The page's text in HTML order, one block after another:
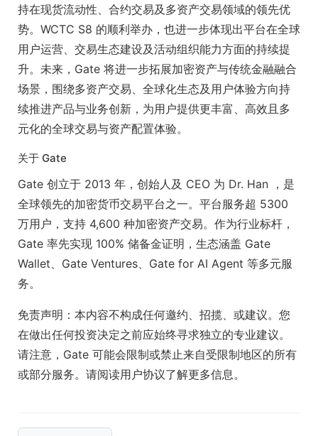
持在现货流动性、合约交易及多资产交易领域的领先优
势。WCTC S8 的顺利举办，也进一步体现出平台在全球
用户运营、交易生态建设及活动组织能力方面的持续提
升。未来，Gate 将进一步拓展加密资产与传统金融融合
场景，围绕多资产交易、全球化生态及用户体验方向持
续推进产品与业务创新，为用户提供更丰富、高效且多
元化的全球交易与资产配置体验。
关于 Gate
Gate 创立于 2013 年，创始人及 CEO 为 Dr. Han ，是
全球领先的加密货币交易平台之一。平台服务超 5300
万用户，支持 4,600 种加密资产交易。作为行业标杆，
Gate 率先实现 100% 储备金证明，生态涵盖 Gate
Wallet、Gate Ventures、Gate for AI Agent 等多元服
务。
免责声明： 本内容不构成任何邀约、招揽、或建议。您
在做出任何投资决定之前应始终寻求独立的专业建议。
请注意，Gate 可能会限制或禁止来自受限制地区的所有
或部分服务。请阅读用户协议了解更多信息。